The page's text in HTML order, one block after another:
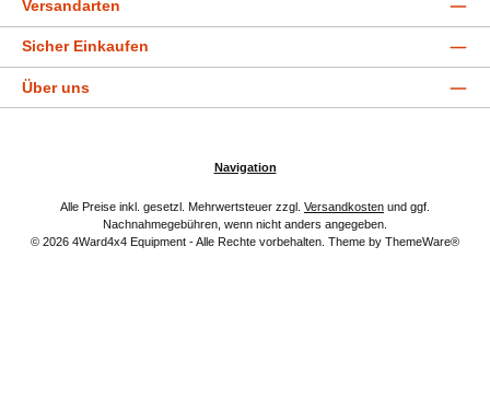
Versandarten
Sicher Einkaufen
Über uns
Navigation
Alle Preise inkl. gesetzl. Mehrwertsteuer zzgl. Versandkosten und ggf.
Nachnahmegebühren, wenn nicht anders angegeben.
© 2026 4Ward4x4 Equipment - Alle Rechte vorbehalten. Theme by ThemeWare®